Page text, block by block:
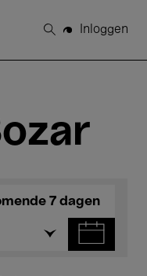
Zoeken
Inloggen
7 dagen